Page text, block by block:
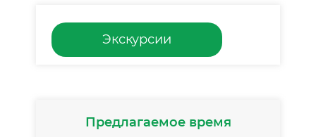
Экскурсии
Предлагаемое время